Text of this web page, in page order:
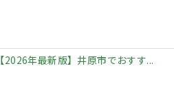
【2026年最新版】井原市でおすす...